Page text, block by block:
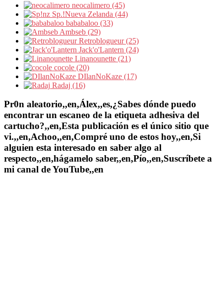
neocalimero (45)
Sp.!Nueva Zelanda (44)
bababaloo (33)
Ambseb (29)
Retroblogueur (25)
Jack'o'Lantern (24)
Linanounette (21)
cocole (20)
DIlanNoKaze (17)
Radaj (16)
Pr0n aleatorio,,en,Álex,,es,¿Sabes dónde puedo
encontrar un escaneo de la etiqueta adhesiva del
cartucho?,,en,Esta publicación es el único sitio que
vi.,,en,Achoo,,en,Compré uno de estos hoy,,en,Si
alguien esta interesado en saber algo al
respecto,,en,hágamelo saber,,en,Pío,,en,Suscríbete a
mi canal de YouTube,,en